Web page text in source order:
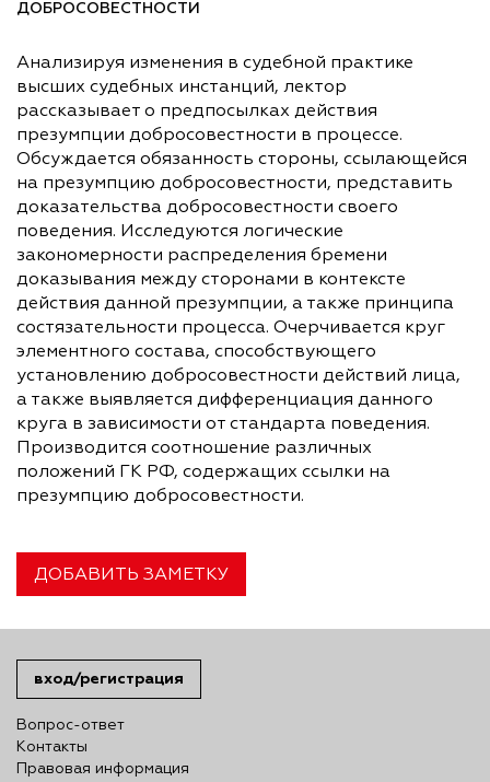
ДОБРОСОВЕСТНОСТИ
Анализируя изменения в судебной практике
высших судебных инстанций, лектор
рассказывает о предпосылках действия
презумпции добросовестности в процессе.
Обсуждается обязанность стороны, ссылающейся
на презумпцию добросовестности, представить
доказательства добросовестности своего
поведения. Исследуются логические
закономерности распределения бремени
доказывания между сторонами в контексте
действия данной презумпции, а также принципа
состязательности процесса. Очерчивается круг
элементного состава, способствующего
установлению добросовестности действий лица,
а также выявляется дифференциация данного
круга в зависимости от стандарта поведения.
Производится соотношение различных
положений ГК РФ, содержащих ссылки на
презумпцию добросовестности.
ДОБАВИТЬ ЗАМЕТКУ
вход/регистрация
Вопрос-ответ
Контакты
Правовая информация